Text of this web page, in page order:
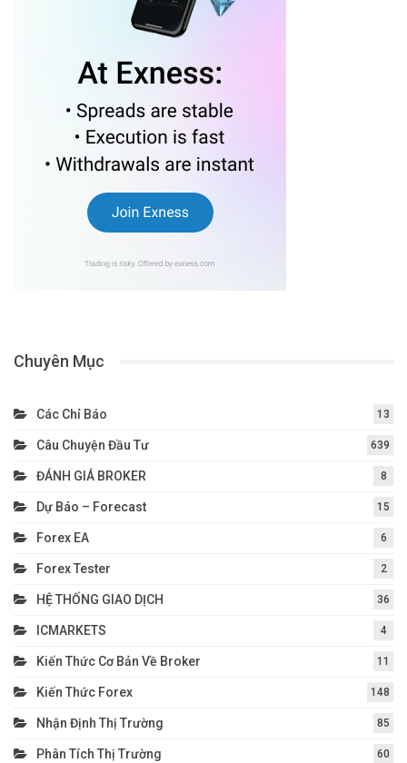
Chuyên Mục
Các Chỉ Báo 13
Câu Chuyện Đầu Tư 639
ĐÁNH GIÁ BROKER 8
Dự Báo – Forecast 15
Forex EA 6
Forex Tester 2
HỆ THỐNG GIAO DỊCH 36
ICMARKETS 4
Kiến Thức Cơ Bản Về Broker 11
Kiến Thức Forex 148
Nhận Định Thị Trường 85
Phân Tích Thị Trường 60